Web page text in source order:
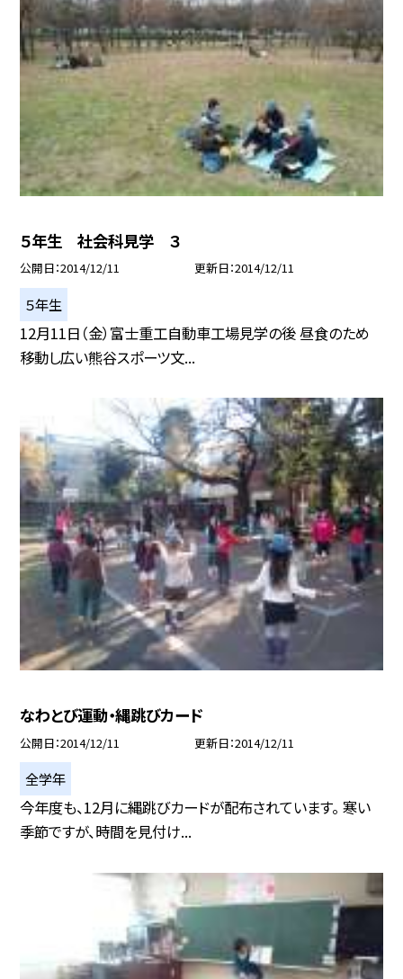
５年生 社会科見学 ３
公開日 2014/12/11 更新日 2014/12/11
５年生
12月11日（金）富士重工自動車工場見学の後 昼食のため
移動し広い熊谷スポーツ文...
なわとび運動・縄跳びカード
公開日 2014/12/11 更新日 2014/12/11
全学年
今年度も、12月に縄跳びカードが配布されています。 寒い
季節ですが、時間を見付け...